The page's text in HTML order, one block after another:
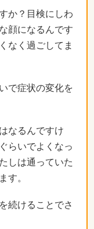
か？目検にしわ
顔になるんです
なく過ごしてま
で症状の変化を
なるんですけ
らいでよくなっ
しは通っていた
す。
続けることでさ